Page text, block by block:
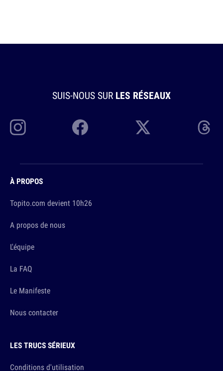
SUIS-NOUS SUR LES RÉSEAUX
À PROPOS
Topito.com devient 10h26
A propos de nous
L'équipe
La FAQ
Le Manifeste
Nous contacter
LES TRUCS SÉRIEUX
Conditions d'utilisation